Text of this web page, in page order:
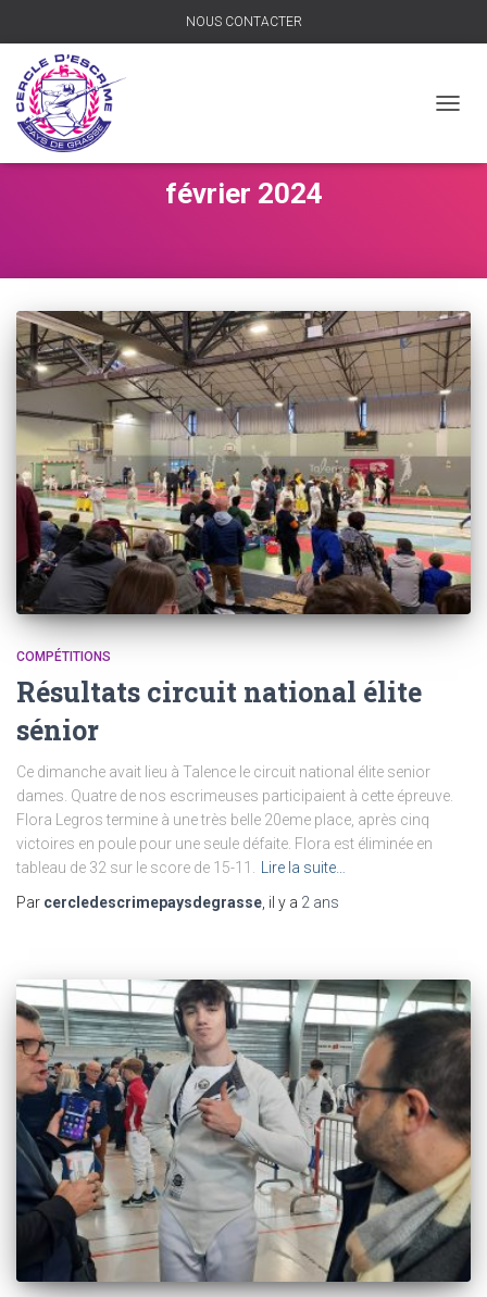
NOUS CONTACTER
février 2024
COMPÉTITIONS
Résultats circuit national élite
sénior
Ce dimanche avait lieu à Talence le circuit national élite senior
dames. Quatre de nos escrimeuses participaient à cette épreuve.
Flora Legros termine à une très belle 20eme place, après cinq
victoires en poule pour une seule défaite. Flora est éliminée en
tableau de 32 sur le score de 15-11.
Lire la suite…
Par cercledescrimepaysdegrasse , il y a 2 ans